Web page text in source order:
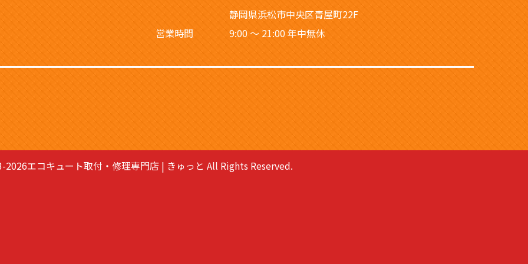
静岡県浜松市中央区青屋町22F
営業時間
9:00 〜 21:00 年中無休
2026エコキュート取付・修理専門店 | きゅっと All Rights Reserved.